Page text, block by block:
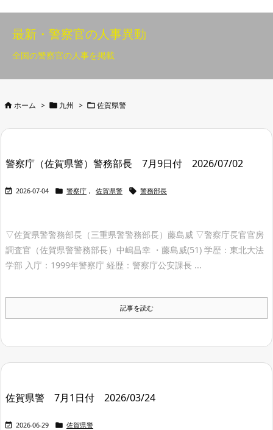
最新・警察官の人事異動
全国の警察官の人事を掲載
 ホーム >  九州 >  佐賀県警
警察庁（佐賀県警）警務部長 7月9日付 2026/07/02
 2026-07-04  警察庁 , 佐賀県警  警務部長
▽佐賀県警警務部長（三重県警警務部長）藤島威 ▽警察庁長官官房
調査官（佐賀県警警務部長）中嶋昌幸 ・藤島威(51) 学歴：東北大法
学部 入庁：1999年警察庁 経歴：警察庁公安課長 ...
記事を読む
佐賀県警 7月1日付 2026/03/24
 2026-06-29  佐賀県警